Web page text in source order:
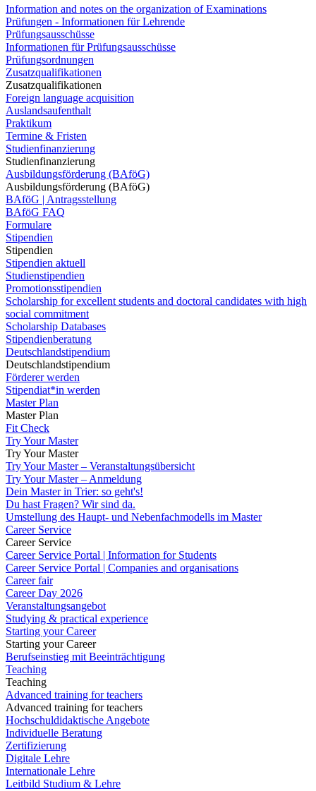
Information and notes on the organization of Examinations
Prüfungen - Informationen für Lehrende
Prüfungsausschüsse
Informationen für Prüfungsausschüsse
Prüfungsordnungen
Zusatzqualifikationen
Zusatzqualifikationen
Foreign language acquisition
Auslandsaufenthalt
Praktikum
Termine & Fristen
Studienfinanzierung
Studienfinanzierung
Ausbildungsförderung (BAföG)
Ausbildungsförderung (BAföG)
BAföG | Antragsstellung
BAföG FAQ
Formulare
Stipendien
Stipendien
Stipendien aktuell
Studienstipendien
Promotionsstipendien
Scholarship for excellent students and doctoral candidates with high
social commitment
Scholarship Databases
Stipendienberatung
Deutschlandstipendium
Deutschlandstipendium
Förderer werden
Stipendiat*in werden
Master Plan
Master Plan
Fit Check
Try Your Master
Try Your Master
Try Your Master – Veranstaltungsübersicht
Try Your Master – Anmeldung
Dein Master in Trier: so geht's!
Du hast Fragen? Wir sind da.
Umstellung des Haupt- und Nebenfachmodells im Master
Career Service
Career Service
Career Service Portal | Information for Students
Career Service Portal | Companies and organisations
Career fair
Career Day 2026
Veranstaltungsangebot
Studying & practical experience
Starting your Career
Starting your Career
Berufseinstieg mit Beeinträchtigung
Teaching
Teaching
Advanced training for teachers
Advanced training for teachers
Hochschuldidaktische Angebote
Individuelle Beratung
Zertifizierung
Digitale Lehre
Internationale Lehre
Leitbild Studium & Lehre